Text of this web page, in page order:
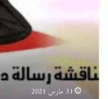
31 مارس 2021